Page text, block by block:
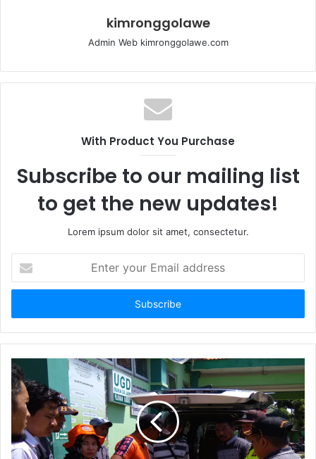
kimronggolawe
Admin Web kimronggolawe.com
With Product You Purchase
Subscribe to our mailing list
to get the new updates!
Lorem ipsum dolor sit amet, consectetur.
t
r
y
u
r
E
m
i
l